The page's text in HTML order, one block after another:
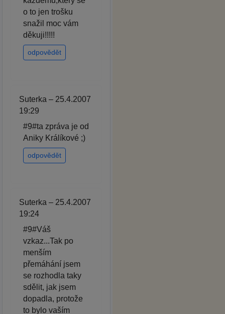
o to jen trošku
snažil moc vám
děkuji!!!!!
odpovědět
Suterka – 25.4.2007
19:29
#9#ta zpráva je od
Aniky Králíkové ;)
odpovědět
Suterka – 25.4.2007
19:24
#9#Váš
vzkaz...Tak po
menším
přemáhání jsem
se rozhodla taky
sdělit, jak jsem
dopadla, protože
to bylo vaším